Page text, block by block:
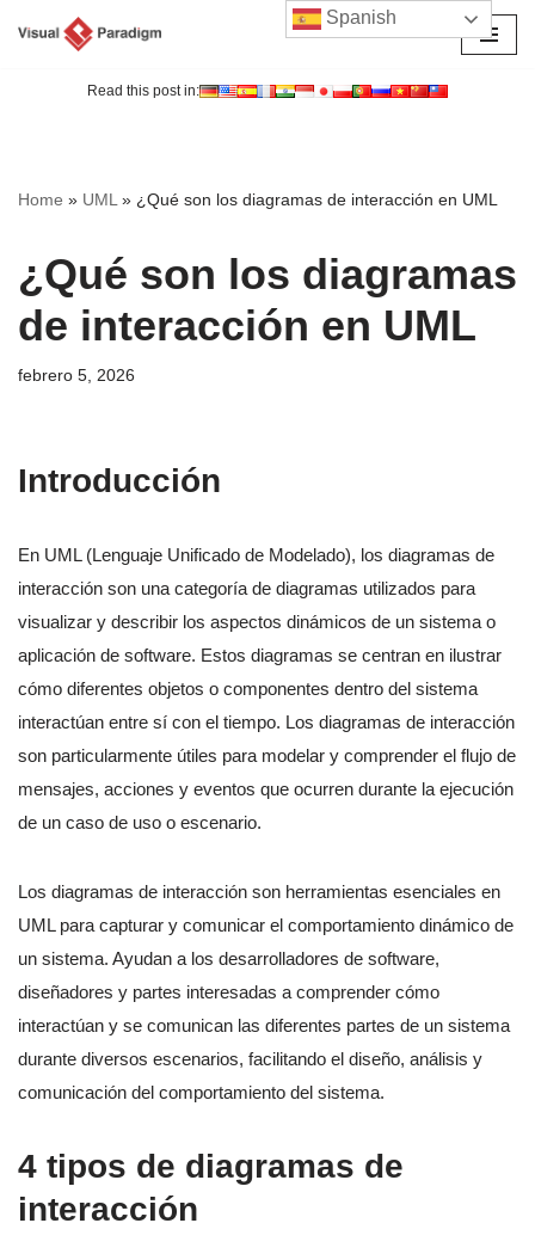
Read this post in:
Home » UML» ¿Qué son los diagramas de interacción en UML
¿Qué son los diagramas
de interacción en UML
febrero 5, 2026
Introducción
En UML (Lenguaje Unificado de Modelado), los diagramas de
interacción son una categoría de diagramas utilizados para
visualizar y describir los aspectos dinámicos de un sistema o
aplicación de software. Estos diagramas se centran en ilustrar
cómo diferentes objetos o componentes dentro del sistema
interactúan entre sí con el tiempo. Los diagramas de interacción
son particularmente útiles para modelar y comprender el flujo de
mensajes, acciones y eventos que ocurren durante la ejecución
de un caso de uso o escenario.
Los diagramas de interacción son herramientas esenciales en
UML para capturar y comunicar el comportamiento dinámico de
un sistema. Ayudan a los desarrolladores de software,
diseñadores y partes interesadas a comprender cómo
interactúan y se comunican las diferentes partes de un sistema
durante diversos escenarios, facilitando el diseño, análisis y
comunicación del comportamiento del sistema.
4 tipos de diagramas de
interacción
Spanish